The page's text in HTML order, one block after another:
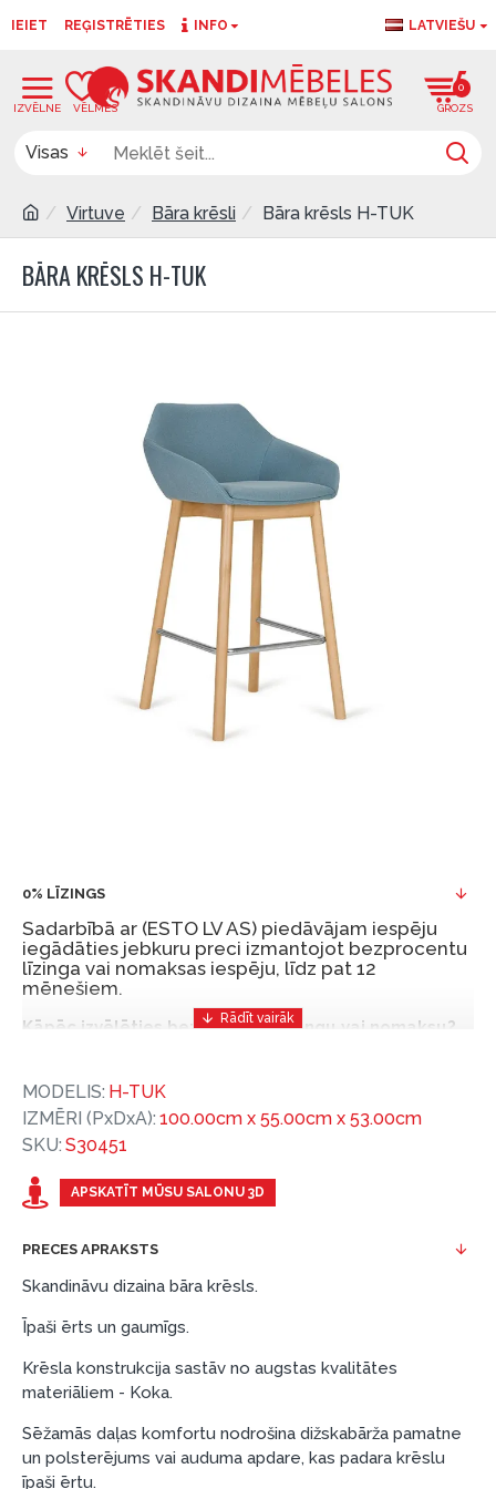
IEIET REĢISTRĒTIES INFO LATVIEŠU
0
Visas
Virtuve Bāra krēsli Bāra krēsls H-TUK
BĀRA KRĒSLS H-TUK
0% LĪZINGS
Sadarbībā ar (ESTO LV AS) piedāvājam iespēju
iegādāties jebkuru preci izmantojot bezprocentu
līzinga vai nomaksas iespēju, līdz pat 12
mēnešiem.
Kāpēc izvēlēties bezprocentu līzingu vai nomaksu?
un izdevīgs finansēšanas risinājums, lai iegādātos
vajadzīgās preces tulīt, bet par tām norēķinoties
vēlāk.
Ar ESTO iegūstiet bezprocentu līzinga vai nomaksas
priekšrocības bez pirmās iemaksas un ar nomaksas
Piemērs: Preces cena 300 €, termiņš: 12 mēneši,
kopējā pārmaksa: 0 €.
Līzingu un nomaksu varat noformēt arī apmeklējot mūsu
salonu Dārzciema ielā 91, Rīga, Latvija.
Dokumentu prasības:
ESTO LV AS (Dokumentu noformēšanai
APSKATĪT MŪSU SALONU 3D
PRECES APRAKSTS
Skandināvu dizaina bāra krēsls.
Īpaši ērts un gaumīgs.
Krēsla konstrukcija sastāv no augstas kvalitātes
materiāliem - Koka.
Sēžamās daļas komfortu nodrošina dižskabārža pamatne
un polsterējums vai auduma apdare, kas padara krēslu
īpaši ērtu.
MODELIS: H-TUK
IZMĒRI (PxDxA): 100.00cm x 55.00cm x 53.00cm
SKU: S30451